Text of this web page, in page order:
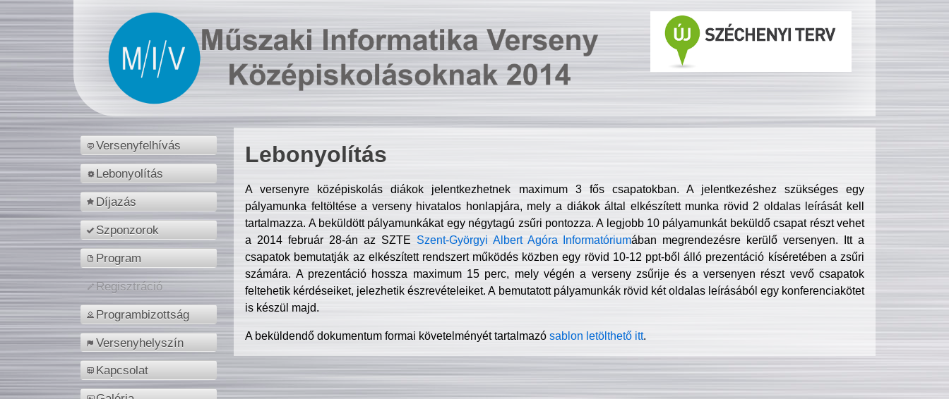
Versenyfelhívás
Lebonyolítás
Díjazás
Szponzorok
Program
Regisztráció
Programbizottság
Versenyhelyszín
Kapcsolat
Lebonyolítás
A versenyre középiskolás diákok jelentkezhetnek maximum 3 fős csapatokban. A jelentkezéshez szükséges egy
pályamunka feltöltése a verseny hivatalos honlapjára, mely a diákok által elkészített munka rövid 2 oldalas leírását kell
tartalmazza. A beküldött pályamunkákat egy négytagú zsűri pontozza. A legjobb 10 pályamunkát beküldő csapat részt vehet
a 2014 február 28-án az SZTE Szent-Györgyi Albert Agóra Informatóriumában megrendezésre kerülő versenyen. Itt a
csapatok bemutatják az elkészített rendszert működés közben egy rövid 10-12 ppt-ből álló prezentáció kíséretében a zsűri
számára. A prezentáció hossza maximum 15 perc, mely végén a verseny zsűrije és a versenyen részt vevő csapatok
feltehetik kérdéseiket, jelezhetik észrevételeiket. A bemutatott pályamunkák rövid két oldalas leírásából egy konferenciakötet
is készül majd.
A beküldendő dokumentum formai követelményét tartalmazósablon letölthető itt.